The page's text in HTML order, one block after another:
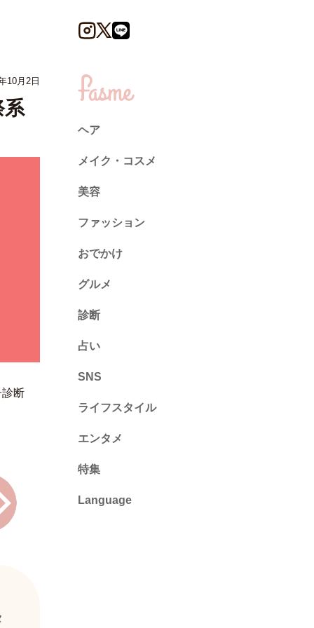
10月2日
系
診断
ヘア
メイク・コスメ
美容
ファッション
トレンド
ネイル
おでかけ
グルメ
診断
診断
占い
心理テスト
SNS
ライフスタイル
推し活
カルチャー・暮らし
エンタメ
特集
Language